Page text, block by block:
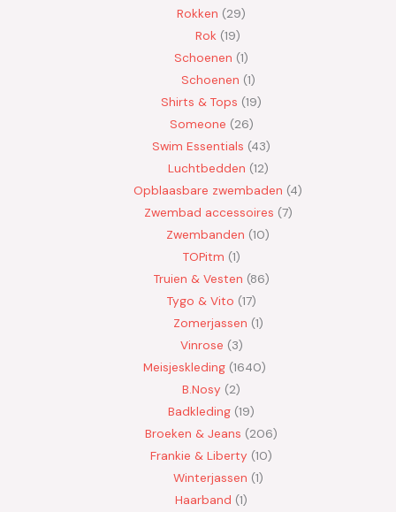
Rokken
29
Rok 19
Schoenen 1
Schoenen 1
Shirts & Tops 19
Someone 26
Swim Essentials 43
Luchtbedden 12
Opblaasbare zwembaden 4
Zwembad accessoires 7
Zwembanden 10
TOPitm 1
Truien & Vesten 86
Tygo & Vito 17
Zomerjassen 1
Vinrose 3
Meisjeskleding 1640
B.Nosy
2
Badkleding 19
Broeken & Jeans
206
Frankie & Liberty 10
Winterjassen 1
Haarband 1